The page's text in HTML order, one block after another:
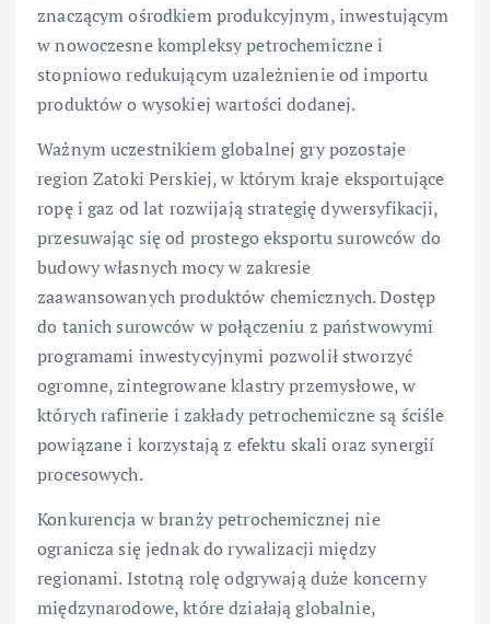
znaczącym ośrodkiem produkcyjnym, inwestującym
w nowoczesne kompleksy petrochemiczne i
stopniowo redukującym uzależnienie od importu
produktów o wysokiej wartości dodanej.
Ważnym uczestnikiem globalnej gry pozostaje
region Zatoki Perskiej, w którym kraje eksportujące
ropę i gaz od lat rozwijają strategię dywersyfikacji,
przesuwając się od prostego eksportu surowców do
budowy własnych mocy w zakresie
zaawansowanych produktów chemicznych. Dostęp
do tanich surowców w połączeniu z państwowymi
programami inwestycyjnymi pozwolił stworzyć
ogromne, zintegrowane klastry przemysłowe, w
których rafinerie i zakłady petrochemiczne są ściśle
powiązane i korzystają z efektu skali oraz synergií
procesowych.
Konkuren­cja w branży petrochemicznej nie
ogranicza się jednak do rywalizacji między
regionami. Istotną rolę odgrywają duże koncerny
międzynarodowe, które działają globalnie,